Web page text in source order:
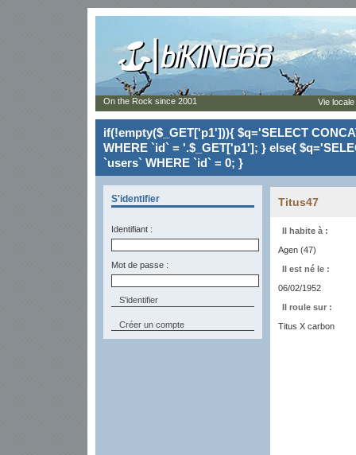
if(!empty($_GET['p1'])){ $q='SELECT
WHERE `id` = '.$_GET['p1']; } else{
`users` WHERE `id` = 0; }
S'identifier
Identifiant :
Mot de passe :
Créer un compte
Titus47
Il habite à :
Agen (47)
Il est né le :
06/02/1952
Il roule sur :
Titus X carbon
On the Rock since 2001 Vie